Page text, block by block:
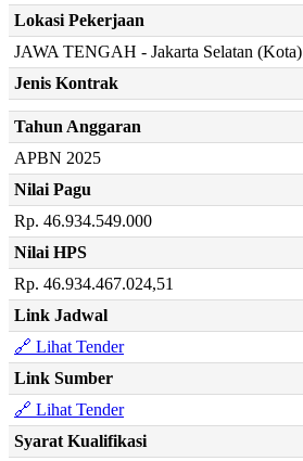
Lokasi Pekerjaan
JAWA TENGAH - Jakarta Selatan (Kota)
Jenis Kontrak
Tahun Anggaran
APBN 2025
Nilai Pagu
Rp. 46.934.549.000
Nilai HPS
Rp. 46.934.467.024,51
Link Jadwal
🔗 Lihat Tender
Link Sumber
🔗 Lihat Tender
Syarat Kualifikasi